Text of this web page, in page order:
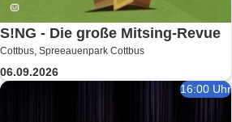
S!NG - Die große Mitsing-Revue
Cottbus, Spreeauenpark Cottbus
06.09.2026
16:00 Uhr